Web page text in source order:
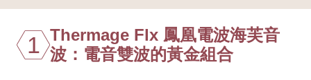
1 Thermage Flx 鳳凰電波海芙音
波：電音雙波的黃金組合